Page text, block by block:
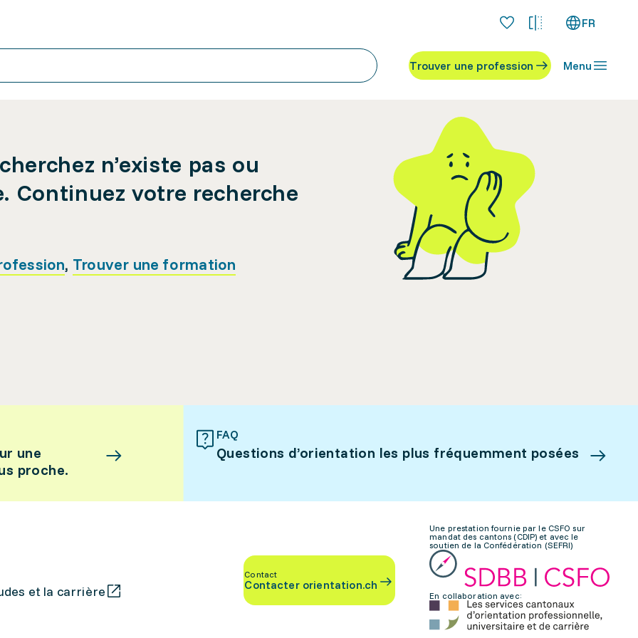
FR
Trouver une profession Menu
n’existe pas ou
Continuez votre recherche
, Trouver une formation
une
proche.
FAQ
Questions d’orientation les plus fréquemment posées
et la carrière
Contact
Contacter orientation.ch
Une prestation fournie par le CSFO sur
mandat des cantons (CDIP) et avec le
soutien de la Confédération (SEFRI)
En collaboration avec: